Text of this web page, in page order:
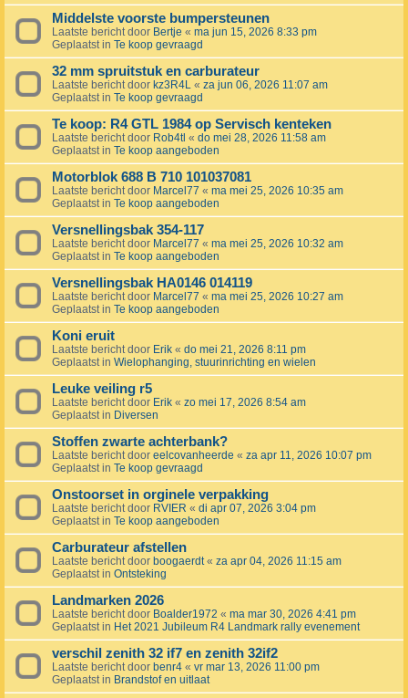
Middelste voorste bumpersteunen
Laatste bericht door Bertje « ma jun 15, 2026 8:33 pm
Geplaatst in Te koop gevraagd
32 mm spruitstuk en carburateur
Laatste bericht door kz3R4L « za jun 06, 2026 11:07 am
Geplaatst in Te koop gevraagd
Te koop: R4 GTL 1984 op Servisch kenteken
Laatste bericht door Rob4tl « do mei 28, 2026 11:58 am
Geplaatst in Te koop aangeboden
Motorblok 688 B 710 101037081
Laatste bericht door Marcel77 « ma mei 25, 2026 10:35 am
Geplaatst in Te koop aangeboden
Versnellingsbak 354-117
Laatste bericht door Marcel77 « ma mei 25, 2026 10:32 am
Geplaatst in Te koop aangeboden
Versnellingsbak HA0146 014119
Laatste bericht door Marcel77 « ma mei 25, 2026 10:27 am
Geplaatst in Te koop aangeboden
Koni eruit
Laatste bericht door Erik « do mei 21, 2026 8:11 pm
Geplaatst in Wielophanging, stuurinrichting en wielen
Leuke veiling r5
Laatste bericht door Erik « zo mei 17, 2026 8:54 am
Geplaatst in Diversen
Stoffen zwarte achterbank?
Laatste bericht door eelcovanheerde « za apr 11, 2026 10:07 pm
Geplaatst in Te koop gevraagd
Onstoorset in orginele verpakking
Laatste bericht door RVIER « di apr 07, 2026 3:04 pm
Geplaatst in Te koop aangeboden
Carburateur afstellen
Laatste bericht door boogaerdt« za apr 04, 2026 11:15 am
Geplaatst in Ontsteking
Landmarken 2026
Laatste bericht door Boalder1972 « ma mar 30, 2026 4:41 pm
Geplaatst in Het 2021 Jubileum R4 Landmark rally evenement
verschil zenith 32 if7 en zenith 32if2
Laatste bericht door benr4 « vr mar 13, 2026 11:00 pm
Geplaatst in Brandstof en uitlaat